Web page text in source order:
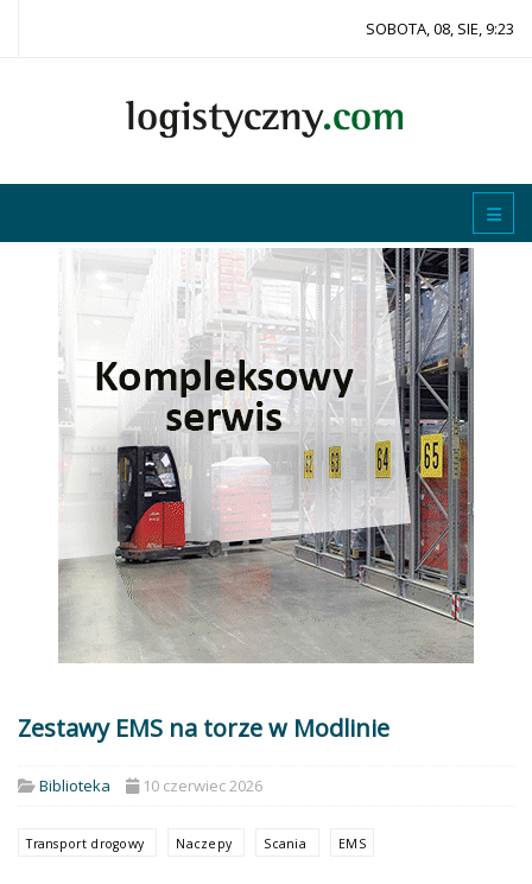
SOBOTA, 08, SIE, 9:23
Zestawy EMS na torze w Modlinie
Biblioteka 10 czerwiec 2026
Transport drogowy Naczepy Scania EMS